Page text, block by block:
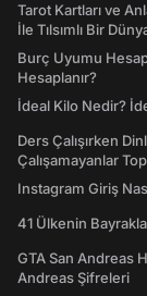
Tarot Kartları ve
İle Tılsımlı Bir
Burç Uyumu
Hesaplanır?
İdeal Kilo Nedir?
Ders Çalışırken
Çalışamayanlar
Instagram Giriş
41 Ülkenin
GTA San Andreas
Andreas Şifreleri